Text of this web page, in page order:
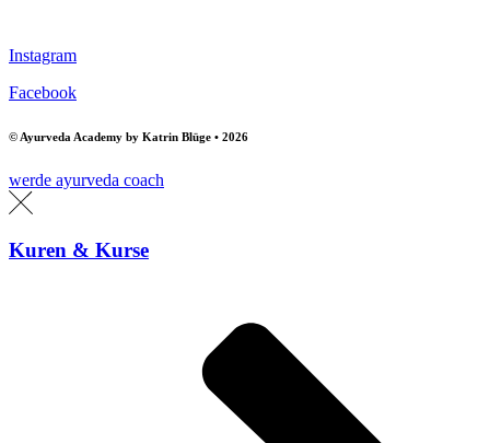
Instagram
Facebook
© Ayurveda Academy by Katrin Blüge • 2026
werde ayurveda coach
Kuren & Kurse